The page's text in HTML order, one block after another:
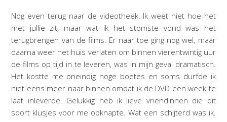
Nog even terug naar de videotheek. Ik weet niet hoe het
met jullie zit, maar wat ik het stomste vond was het
terugbrengen van de films. Er naar toe ging nog wel, maar
daarna weer het huis verlaten om binnen vierentwintig uur
de films op tijd in te leveren, was in mijn geval dramatisch.
Het kostte me oneindig hoge boetes en soms durfde ik
niet eens meer naar binnen omdat ik de DVD een week te
laat inleverde. Gelukkig heb ik lieve vriendinnen die dit
soort klusjes voor me opknapte. Wat een schijterd was ik.